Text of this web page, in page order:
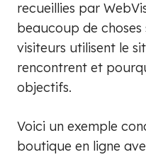
recueillies par
beaucoup de
visiteurs utilisent le
rencontrent et
objectifs.
Voici un exemple
boutique en ligne